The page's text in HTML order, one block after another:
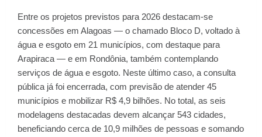
Entre os projetos previstos para 2026 destacam-se
concessões em Alagoas — o chamado Bloco D, voltado à
água e esgoto em 21 municípios, com destaque para
Arapiraca — e em Rondônia, também contemplando
serviços de água e esgoto. Neste último caso, a consulta
pública já foi encerrada, com previsão de atender 45
municípios e mobilizar R$ 4,9 bilhões. No total, as seis
modelagens destacadas devem alcançar 543 cidades,
beneficiando cerca de 10,9 milhões de pessoas e somando